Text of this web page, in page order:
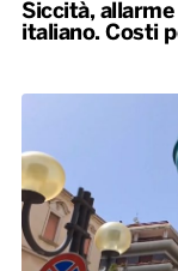
Siccità,
italiano. Costi